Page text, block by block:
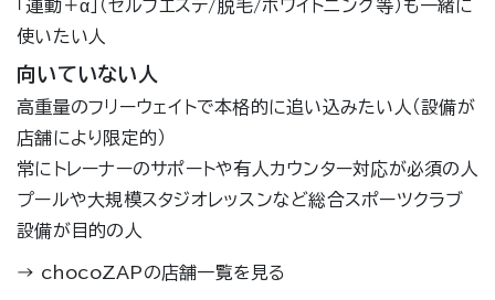
「運動＋α」（セルフエステ/脱毛/ホワイトニング等）も一緒に
使いたい人
向いていない人
高重量のフリーウェイトで本格的に追い込みたい人（設備が
店舗により限定的）
常にトレーナーのサポートや有人カウンター対応が必須の人
プールや大規模スタジオレッスンなど総合スポーツクラブ
設備が目的の人
→ chocoZAPの店舗一覧を見る